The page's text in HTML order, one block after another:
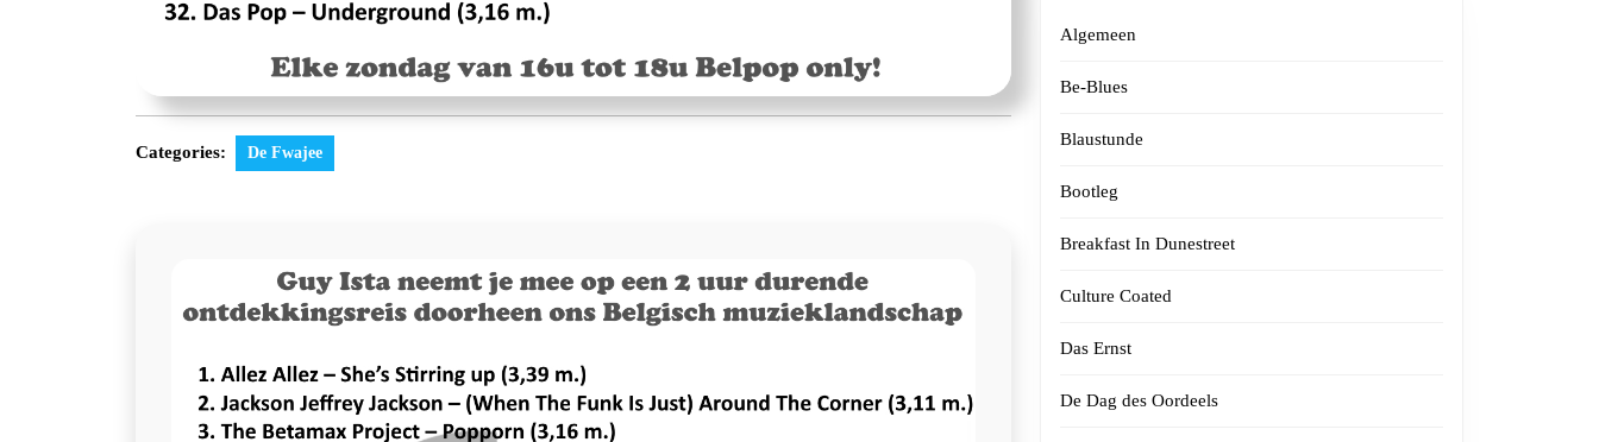
Categories: De Fwajee
Algemeen
Be-Blues
Blaustunde
Bootleg
Breakfast In Dunestreet
Culture Coated
Das Ernst
De Dag des Oordeels